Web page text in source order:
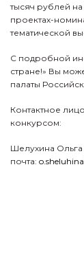
тысяч рублей
проектах-
тематической
С подробной
стране!» Вы
палаты
Контактное
конкурсом:
Шелухина
почта: